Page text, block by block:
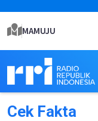
MAMUJU
Cek Fakta